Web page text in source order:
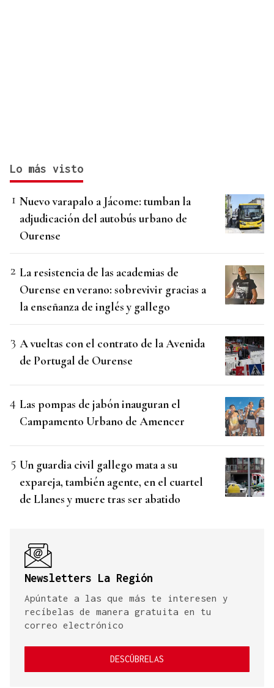
Lo más visto
Nuevo varapalo a Jácome: tumban la
adjudicación del autobús urbano de
Ourense
La resistencia de las academias de
Ourense en verano: sobrevivir gracias a
la enseñanza de inglés y gallego
A vueltas con el contrato de la Avenida
de Portugal de Ourense
Las pompas de jabón inauguran el
Campamento Urbano de Amencer
Un guardia civil gallego mata a su
expareja, también agente, en el cuartel
de Llanes y muere tras ser abatido
Newsletters La Región
Apúntate a las que más te interesen y
recíbelas de manera gratuita en tu
correo electrónico
DESCÚBRELAS